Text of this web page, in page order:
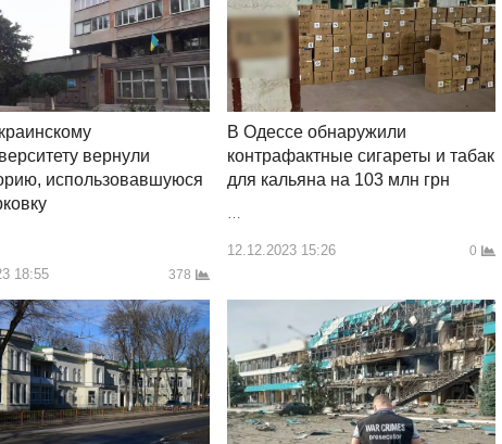
вернули
использовавшуюся
18:55 378
В Одессе обнаружили
контрафактные сигареты и табак
для кальяна на 103 млн грн
…
12.12.2023 15:26 0